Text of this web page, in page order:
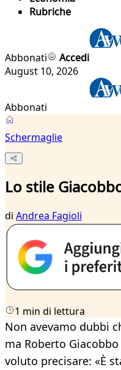
Rubriche
Abbonati
Accedi
August 10, 2026
Abbonati
Schermaglie
Lo stile
di Andrea Fagioli
1 min di lettura
Non avevamo dubbi
ma Roberto
voluto precisare: «È